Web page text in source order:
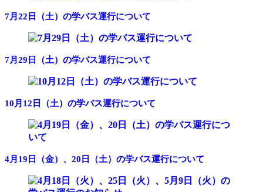
7月22日（土）の学バス運行について
7月29日（土）の学バス運行について
10月12日（土）の学バス運行について
4月19日（金）、20日（土）の学バス運行について